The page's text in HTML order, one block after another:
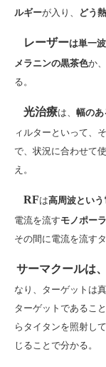
ルギーが入り、 どう熱
レーザーは単一
メラニンの黒茶色か、
る。
光治療は、 幅のあ
ィルターといって、
で、状況に合わせて使
え。
RFは高周波という
電流を流すモノポー
その間に電流を流す
サーマクールは
なり、ターゲットは
ターゲットであるこ
らタイタンを照射し
じることで分かる。
料金一覧